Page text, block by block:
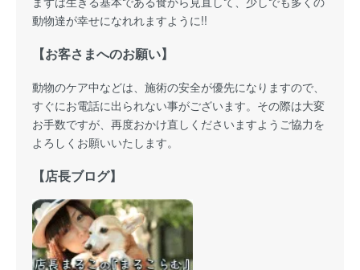
動物達が幸せになれれますように!!
【お客さまへのお願い】
動物のケア中などは、施術の安全が優先になりますので、
すぐにお電話に出られない事がございます。その際は大変
お手数ですが、再度おかけ直しくださいますようご協力を
よろしくお願いいたします。
【店長ブログ】